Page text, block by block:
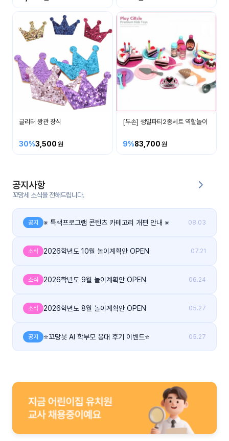
공지
사항
이벤
트
들의
후기
게시
그
글리터 왕관 장식
30%3,500
[두손] 생일파티2종세트 역할놀이
9%83,700
공지사항
꼬망세 소식을 전해드립니다.
공지 ※ 특색프로그램 콘텐츠 카테고리 개편 안내 ※ 08.03
소식 2026학년도 10월 놀이계획안 OPEN 07.21
소식 2026학년도 9월 놀이계획안 OPEN 06.24
소식 2026학년도 8월 놀이계획안 OPEN 05.27
공지 ⭐꼬망봇 AI 학부모 응대 후기 이벤트⭐ 05.27